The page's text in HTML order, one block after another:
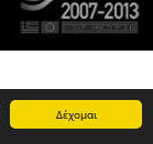
Δέχομαι